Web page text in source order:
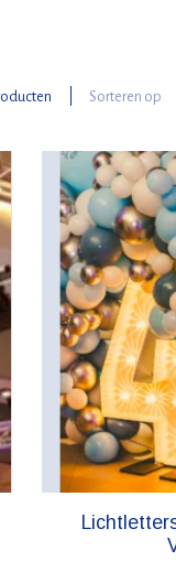
Sorteren op